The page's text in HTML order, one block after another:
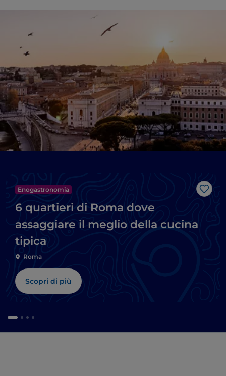
Like
Enogastronomia
6 quartieri di Roma dove
assaggiare il meglio della cucina
tipica
Roma
Scopri di più